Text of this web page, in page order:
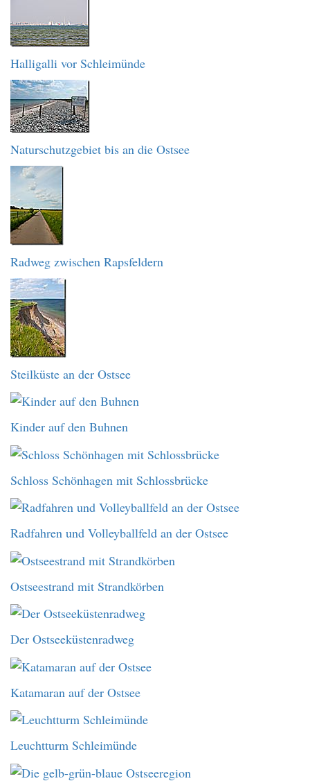
Halligalli vor Schleimünde
Naturschutzgebiet bis an die Ostsee
Radweg zwischen Rapsfeldern
Steilküste an der Ostsee
Kinder auf den Buhnen
Schloss Schönhagen mit Schlossbrücke
Radfahren und Volleyballfeld an der Ostsee
Ostseestrand mit Strandkörben
Der Ostseeküstenradweg
Katamaran auf der Ostsee
Leuchtturm Schleimünde